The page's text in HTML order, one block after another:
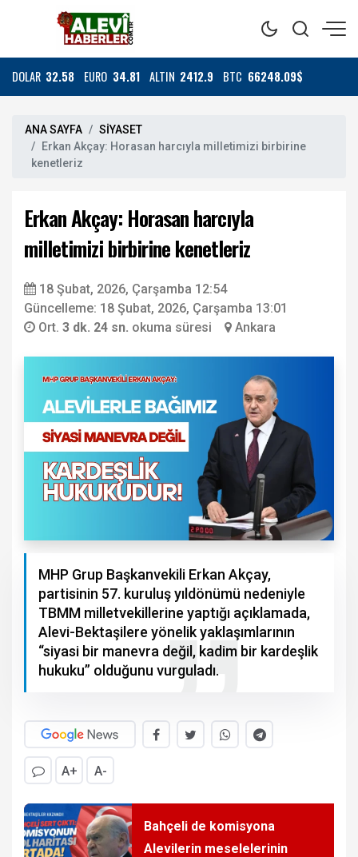
DOLAR 32.58 EURO 34.81 ALTIN 2412.9 BTC 66248.09$
ANA SAYFA
SİYASET
Erkan Akçay: Horasan harcıyla milletimizi birbirine
kenetleriz
Erkan Akçay: Horasan harcıyla
milletimizi birbirine kenetleriz
18 Şubat, 2026, Çarşamba 12:54
Güncelleme: 18 Şubat, 2026, Çarşamba 13:01
Ort. 3 dk. 24 sn. okuma süresi Ankara
MHP Grup Başkanvekili Erkan Akçay,
partisinin 57. kuruluş yıldönümü nedeniyle
TBMM milletvekillerine yaptığı açıklamada,
Alevi-Bektaşilere yönelik yaklaşımlarının
“siyasi bir manevra değil, kadim bir kardeşlik
hukuku” olduğunu vurguladı.
A+ A-
Bahçeli de komisyona
Alevilerin meselelerinin